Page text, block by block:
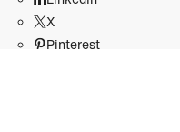
X
Pinterest